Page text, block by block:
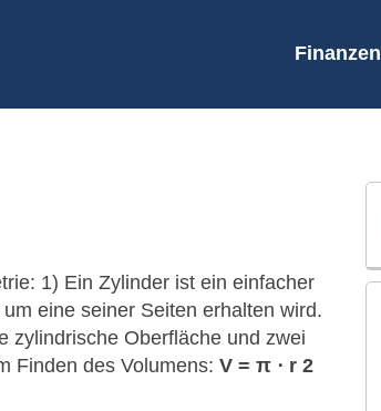
Finanzen
1) Ein Zylinder ist ein einfacher
eine seiner Seiten erhalten wird.
zylindrische Oberfläche und zwei
Finden des Volumens: V = π ⋅ r 2